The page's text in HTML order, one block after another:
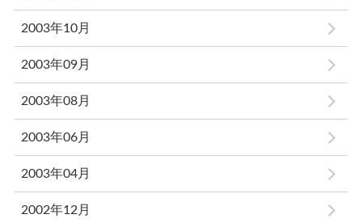
2003年10月
2003年09月
2003年08月
2003年06月
2003年04月
2002年12月